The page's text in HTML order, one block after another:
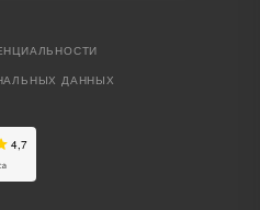
ДАННЫХ